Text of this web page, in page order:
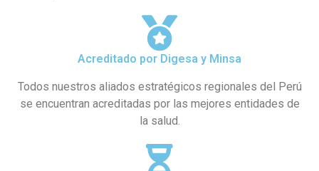
Acreditado por Digesa y Minsa
Todos nuestros aliados estratégicos regionales del Perú
se encuentran acreditadas por las mejores entidades de
la salud.